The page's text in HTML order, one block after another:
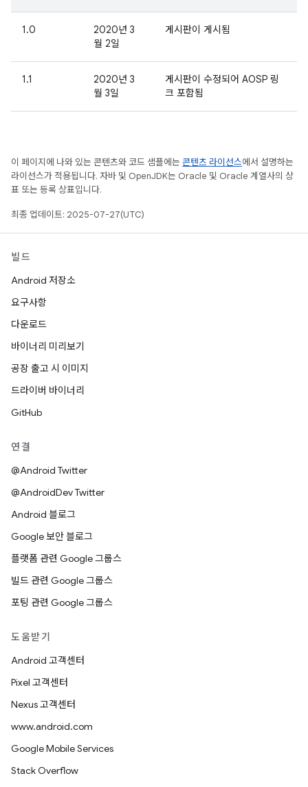
1.0
2020년 3
월 2일
게시판이 게시됨
1.1
2020년 3
월 3일
게시판이 수정되어 AOSP 링
크 포함됨
이 페이지에 나와 있는 콘텐츠와 코드 샘플에는 콘텐츠 라이선스에서 설명하는
라이선스가 적용됩니다. 자바 및 OpenJDK는 Oracle 및 Oracle 계열사의 상
표 또는 등록 상표입니다.
최종 업데이트: 2025-07-27(UTC)
빌드
Android 저장소
요구사항
다운로드
바이너리 미리보기
공장 출고 시 이미지
드라이버 바이너리
GitHub
연결
@Android Twitter
@AndroidDev Twitter
Android 블로그
Google 보안 블로그
플랫폼 관련 Google 그룹스
빌드 관련 Google 그룹스
포팅 관련 Google 그룹스
도움받기
Android 고객센터
Pixel 고객센터
Nexus 고객센터
www.android.com
Google Mobile Services
Stack Overflow